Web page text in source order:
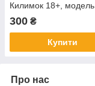
Килимок 18+,
300 ₴
Купити
Про нас